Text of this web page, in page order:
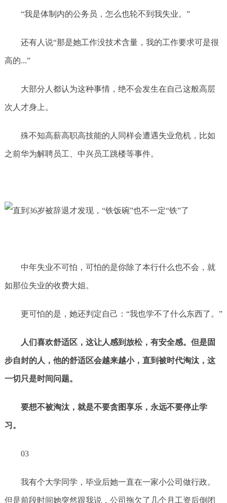
“我是体制内的公务员，怎么也轮不到我失业。”
还有人说“那是她工作没技术含量，我的工作要求可是很
高的...”
大部分人都认为这种事情，绝不会发生在自己这般高层
次人才身上。
殊不知高薪高职高技能的人同样会遭遇失业危机，比如
之前华为解聘员工、中兴员工跳楼等事件。
中年失业不可怕，可怕的是你除了本行什么也不会，就
如那位失业的收费大姐。
更可怕的是，她还判定自己：“我也学不了什么东西了。”
人们喜欢舒适区，这让人感到放松，有安全感。但是固
步自封的人，他的舒适区会越来越小，直到被时代淘汰，这
一切只是时间问题。
要想不被淘汰，就是不要贪图享乐，永远不要停止学
习。
03
我有个大学同学，毕业后她一直在一家小公司做行政。
但是前段时间她突然跟我说，公司拖欠了几个月工资后倒闭